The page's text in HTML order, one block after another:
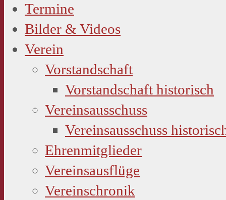
Termine
Bilder & Videos
Verein
Vorstandschaft
Vorstandschaft historisch
Vereinsausschuss
Vereinsausschuss
Ehrenmitglieder
Vereinsausflüge
Vereinschronik